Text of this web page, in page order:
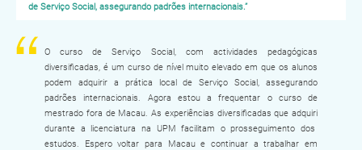
de Serviço Social, assegurando padrões internacionais.”
O curso de Serviço Social, com actividades pedagógicas
diversificadas, é um curso de nível muito elevado em que os alunos
podem adquirir a prática local de Serviço Social, assegurando
padrões internacionais. Agora estou a frequentar o curso de
mestrado fora de Macau. As experiências diversificadas que adquiri
durante a licenciatura na UPM facilitam o prosseguimento dos
estudos. Espero voltar para Macau e continuar a trabalhar em